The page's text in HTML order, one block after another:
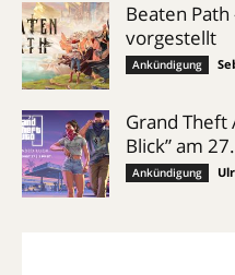
Beaten Path
vorgestellt
Ankündigung
Grand Theft
Blick” am
Ankündigung